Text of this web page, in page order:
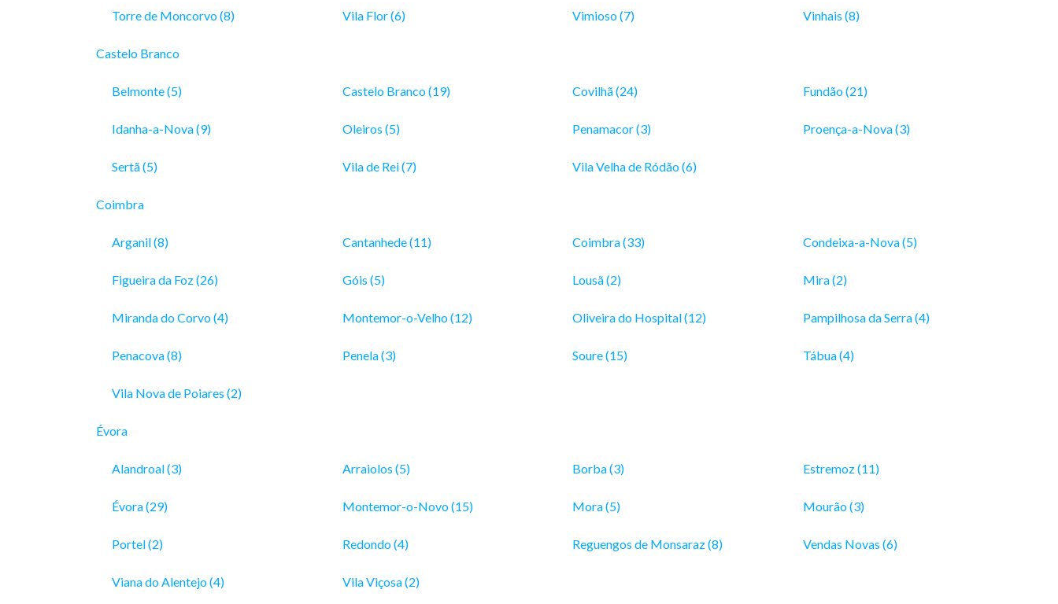
Torre de Moncorvo (8) Vila Flor (6) Vimioso (7) Vinhais (8)
Castelo Branco
Belmonte (5) Castelo Branco (19) Covilhã (24) Fundão (21)
Idanha-a-Nova (9) Oleiros (5) Penamacor (3) Proença-a-Nova (3)
Sertã (5) Vila de Rei (7) Vila Velha de Ródão (6)
Coimbra
Arganil (8) Cantanhede (11) Coimbra (33) Condeixa-a-Nova (5)
Figueira da Foz (26) Góis (5) Lousã (2) Mira (2)
Miranda do Corvo (4) Montemor-o-Velho (12) Oliveira do Hospital (12) Pampilhosa da Serra (4)
Penacova (8) Penela (3) Soure (15) Tábua (4)
Vila Nova de Poiares (2)
Évora
Alandroal (3) Arraiolos (5) Borba (3) Estremoz (11)
Évora (29) Montemor-o-Novo (15) Mora (5) Mourão (3)
Portel (2) Redondo (4) Reguengos de Monsaraz (8) Vendas Novas (6)
Viana do Alentejo (4) Vila Viçosa (2)